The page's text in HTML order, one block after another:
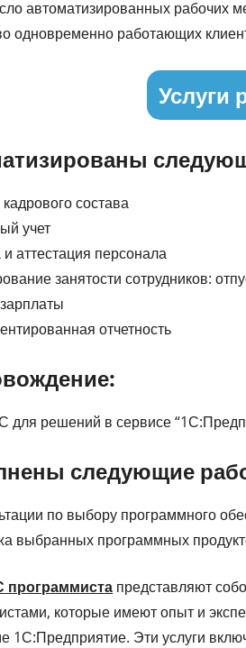
автоматизированных рабочих
одновременно работающих
Услуги
состава
учет
аттестация персонала
занятости сотрудников:
отчетность
для решений в сервисе
следующие
по выбору программного
выбранных программных
программиста представляют
которые имеют опыт и
1С:Предприятие. Эти услуги